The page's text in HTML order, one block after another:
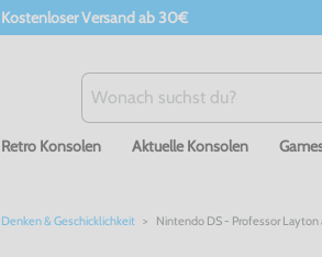
Kostenloser Versand ab 30€
Retro Konsolen Aktuelle Konsolen
Denken & Geschicklichkeit Nintendo DS - Professor Layton